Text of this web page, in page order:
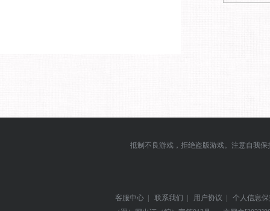
抵制不良游戏，拒绝盗版游戏。注意自我
客服中心 | 联系我们 | 用户协议 |
个人信息